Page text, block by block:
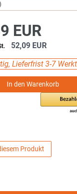
EUR
52,09 EUR
Lieferfrist 3-7
In den Warenkorb
Produkt